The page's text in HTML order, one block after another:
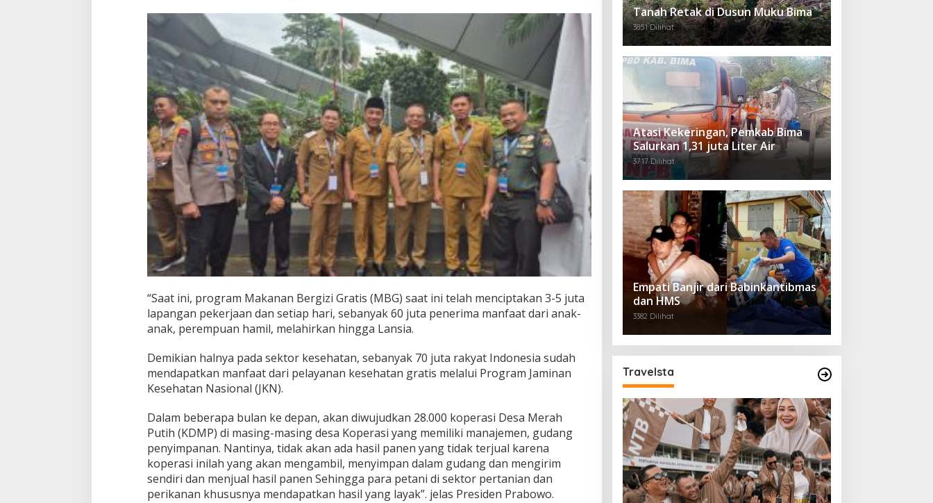
“Saat ini, program Makanan Bergizi Gratis (MBG) saat ini telah menciptakan 3-5 juta
lapangan pekerjaan dan setiap hari, sebanyak 60 juta penerima manfaat dari anak-
anak, perempuan hamil, melahirkan hingga Lansia.
Demikian halnya pada sektor kesehatan, sebanyak 70 juta rakyat Indonesia sudah
mendapatkan manfaat dari pelayanan kesehatan gratis melalui Program Jaminan
Kesehatan Nasional (JKN).
Dalam beberapa bulan ke depan, akan diwujudkan 28.000 koperasi Desa Merah
Putih (KDMP) di masing-masing desa Koperasi yang memiliki manajemen, gudang
penyimpanan. Nantinya, tidak akan ada hasil panen yang tidak terjual karena
koperasi inilah yang akan mengambil, menyimpan dalam gudang dan mengirim
sendiri dan menjual hasil panen Sehingga para petani di sektor pertanian dan
perikanan khususnya mendapatkan hasil yang layak”. jelas Presiden Prabowo.
Tanah Retak di Dusun Muku Bima
3851 Dilihat
Atasi Kekeringan, Pemkab Bima
Salurkan 1,31 juta Liter Air
3717 Dilihat
Empati Banjir dari Babinkantibmas
dan HMS
3382 Dilihat
Travelsta